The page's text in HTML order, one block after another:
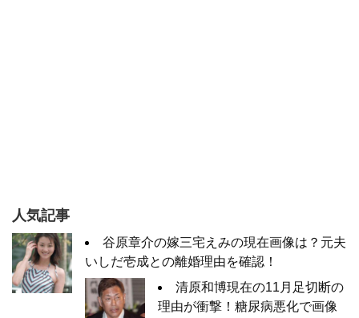
人気記事
谷原章介の嫁三宅えみの現在画像は？元夫
いしだ壱成との離婚理由を確認！
清原和博現在の11月足切断の
理由が衝撃！糖尿病悪化で画像